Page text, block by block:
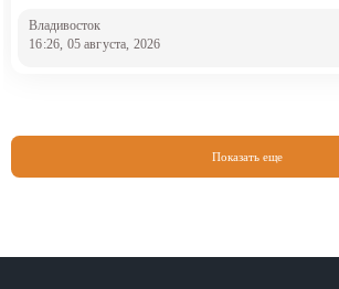
Владивосток
16:26, 05 августа, 2026
Показать еще